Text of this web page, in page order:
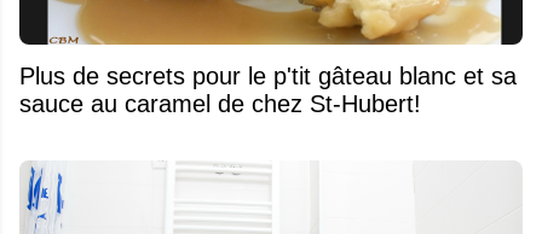
Plus de secrets pour le p'tit gâteau blanc et sa
sauce au caramel de chez St-Hubert!